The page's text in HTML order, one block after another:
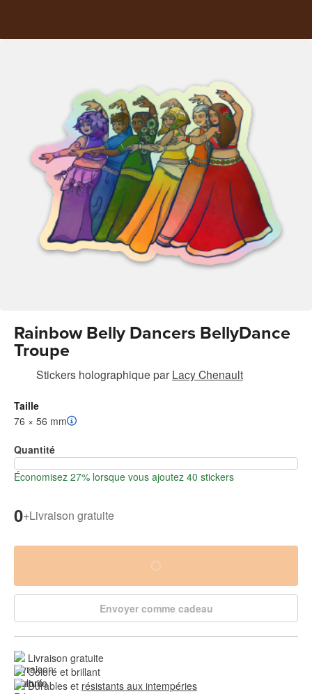
Rainbow Belly Dancers BellyDance
Troupe
Stickers holographique par Lacy Chenault
Taille
76 × 56 mm
Quantité
Économisez 27% lorsque vous ajoutez 40 stickers
0+Livraison gratuite
Envoyer comme cadeau
Livraison gratuite
Coloré et brillant
Durables et résistants aux intempéries